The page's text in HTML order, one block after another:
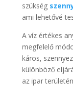
szükség
ami lehetővé
A víz értékes
megfelelő
káros,
különböző
az ipar